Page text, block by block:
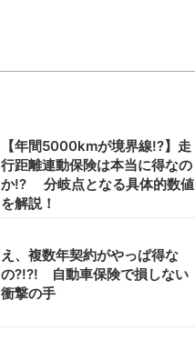
【年間5000kmが境界線!?】走
行距離連動保険は本当に得なの
か!? 分岐点となる具体的数値
を解説！
え、複数年契約がやっぱ得な
の?!?! 自動車保険で損しない
衝撃の手